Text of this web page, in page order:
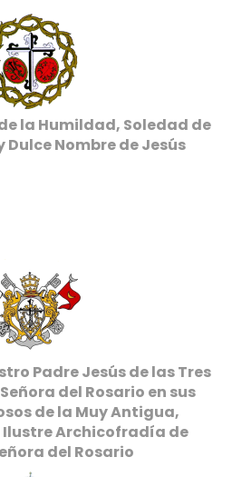
la Humildad, Soledad de
Dulce Nombre de Jesús
Padre Jesús de las Tres
del Rosario en sus
de la Muy Antigua,
Ilustre Archicofradía de
del Rosario